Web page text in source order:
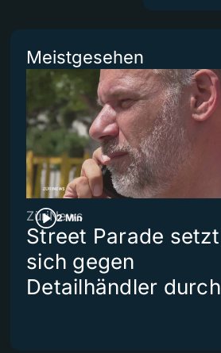
Meistgesehen
2 Min
ZüriNews
Street Parade setzt
sich gegen
Detailhändler durch